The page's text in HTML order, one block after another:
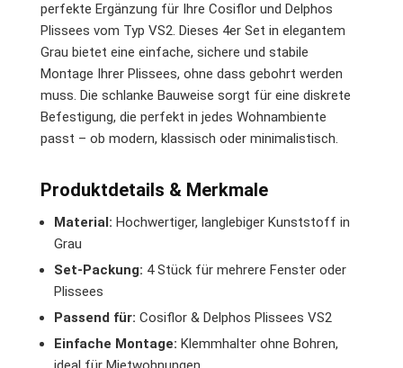
perfekte Ergänzung für Ihre Cosiflor und Delphos
Plissees vom Typ VS2. Dieses 4er Set in elegantem
Grau bietet eine einfache, sichere und stabile
Montage Ihrer Plissees, ohne dass gebohrt werden
muss. Die schlanke Bauweise sorgt für eine diskrete
Befestigung, die perfekt in jedes Wohnambiente
passt – ob modern, klassisch oder minimalistisch.
Produktdetails & Merkmale
Material: Hochwertiger, langlebiger Kunststoff in
Grau
Set-Packung: 4 Stück für mehrere Fenster oder
Plissees
Passend für: Cosiflor & Delphos Plissees VS2
Einfache Montage: Klemmhalter ohne Bohren,